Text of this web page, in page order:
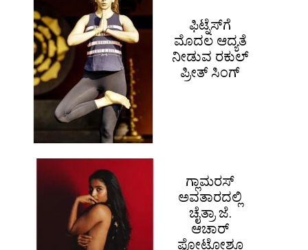
ಗ್ಲಾಮರಸ್
ಅವತಾರದಲ್ಲಿ
ಚೈತ್ರಾ ಜೆ.
ಆಚಾರ್
ಫೋಟೋಶೂ
ಫಿಟ್ನೆಸ್​ಗೆ
ಮೊದಲ ಆದ್ಯತೆ
ನೀಡುವ ರಕುಲ್
ಪ್ರೀತ್ ಸಿಂಗ್